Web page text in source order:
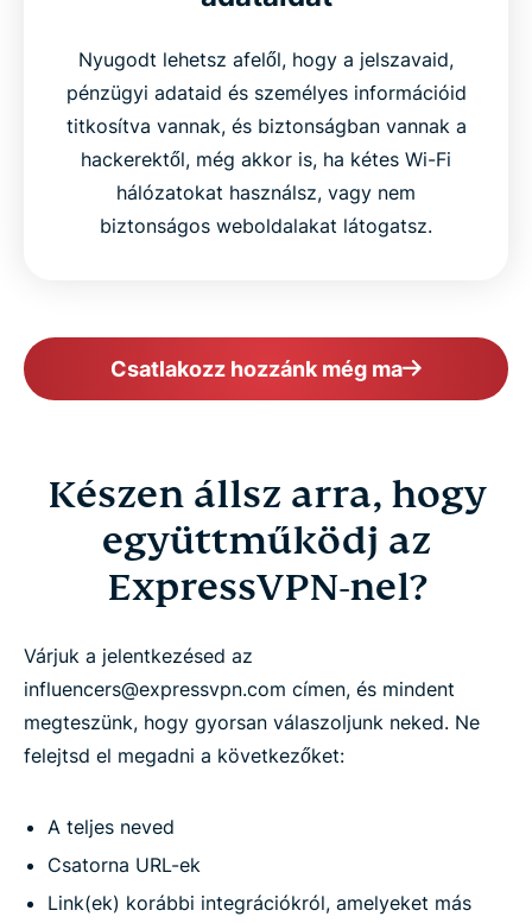
Nyugodt lehetsz afelől, hogy a jelszavaid,
pénzügyi adataid és személyes információid
titkosítva vannak, és biztonságban vannak a
hackerektől, még akkor is, ha kétes Wi-Fi
hálózatokat használsz, vagy nem
biztonságos weboldalakat látogatsz.
Csatlakozz hozzánk még ma
Készen állsz arra, hogy
együttműködj az
ExpressVPN-nel?
Várjuk a jelentkezésed az
influencers@expressvpn.com címen, és mindent
megteszünk, hogy gyorsan válaszoljunk neked. Ne
felejtsd el megadni a következőket:
A teljes neved
Csatorna URL-ek
Link(ek) korábbi integrációkról, amelyeket más